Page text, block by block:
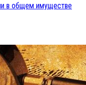
в общем имуществе